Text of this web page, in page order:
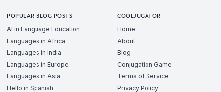
POPULAR BLOG POSTS
AI in Language Education
Languages in Africa
Languages in India
Languages in Europe
Languages in Asia
Hello in Spanish
COOLJUGATOR
Home
About
Blog
Conjugation Game
Terms of Service
Privacy Policy